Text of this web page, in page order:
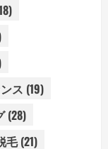
ス (19)
(28)
毛(21)